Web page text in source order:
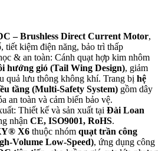
– Brushless Direct Current Motor,
tiết kiệm điện năng, bảo trì thấp
& an toàn: Cánh quạt hợp kim nhôm
hướng gió (Tail Wing Design), giảm
quả lưu thông không khí. Trang bị hệ
tầng (Multi-Safety System) gồm dây
an toàn và cảm biến bảo vệ.
Thiết kế và sản xuất tại Đài Loan
nhận CE, ISO9001, RoHS.
X6 thuộc nhóm quạt trần công
Volume Low-Speed), ứng dụng công